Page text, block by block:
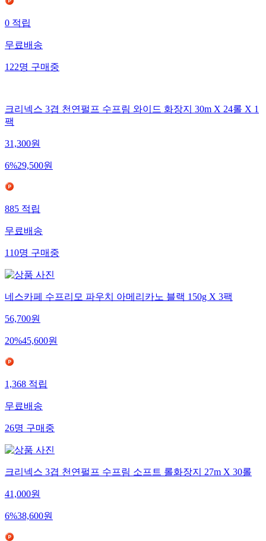
0적립
무료배송
122명구매중
크리넥스 3겹 천연펄프 수프림 와이드 화장지 30m X 24롤 X 1
팩
31,300원
6%29,500원
885적립
무료배송
110명구매중
네스카페 수프리모 파우치 아메리카노 블랙 150g X 3팩
56,700원
20%45,600원
1,368적립
무료배송
26명구매중
크리넥스 3겹 천연펄프 수프림 소프트 롤화장지 27m X 30롤
41,000원
6%38,600원